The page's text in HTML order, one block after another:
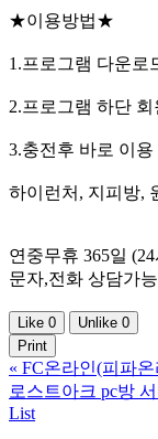
★이용방법★
1.프로그램 다운로
2.프로그램 하단 회
3.충전후 바로 이
하이런처, 지피방,
연중무휴 365일
문자,전화 상담가
Like 0 Unlike 0
Print
« FC온라인(피파
로스트아크 pc방
List